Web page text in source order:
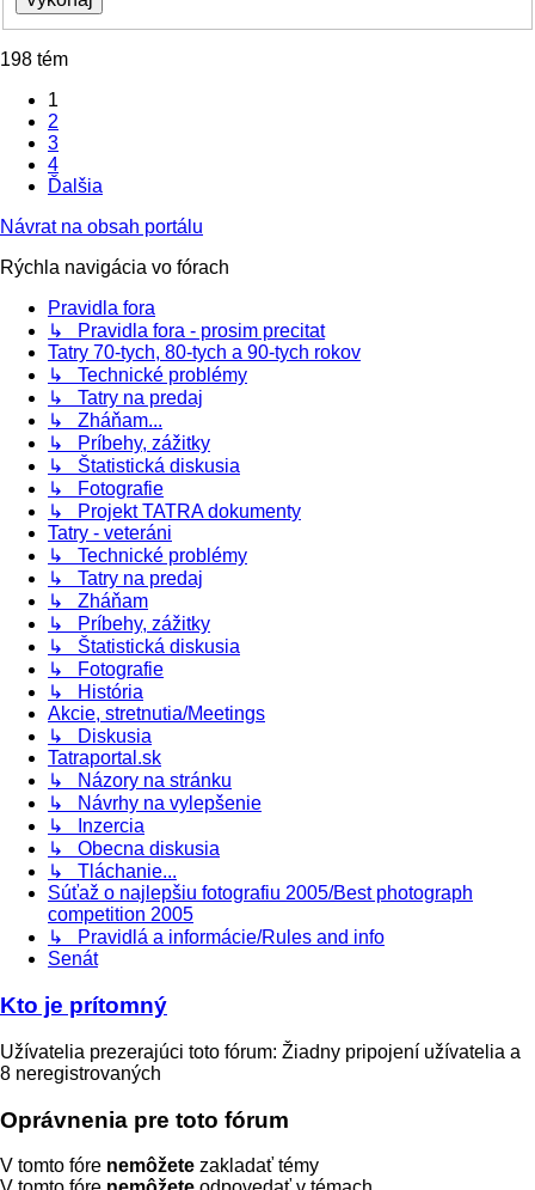
198 tém
1
2
3
4
Ďalšia
Návrat na obsah portálu
Rýchla navigácia vo fórach
Pravidla fora
↳ Pravidla fora - prosim precitat
Tatry 70-tych, 80-tych a 90-tych rokov
↳ Technické problémy
↳ Tatry na predaj
↳ Zháňam...
↳ Príbehy, zážitky
↳ Štatistická diskusia
↳ Fotografie
↳ Projekt TATRA dokumenty
Tatry - veteráni
↳ Technické problémy
↳ Tatry na predaj
↳ Zháňam
↳ Príbehy, zážitky
↳ Štatistická diskusia
↳ Fotografie
↳ História
Akcie, stretnutia/Meetings
↳ Diskusia
Tatraportal.sk
↳ Názory na stránku
↳ Návrhy na vylepšenie
↳ Inzercia
↳ Obecna diskusia
↳ Tláchanie...
Súťaž o najlepšiu fotografiu 2005/Best photograph
competition 2005
↳ Pravidlá a informácie/Rules and info
Senát
Kto je prítomný
Užívatelia prezerajúci toto fórum: Žiadny pripojení užívatelia a
8 neregistrovaných
Oprávnenia pre toto fórum
V tomto fóre nemôžete zakladať témy